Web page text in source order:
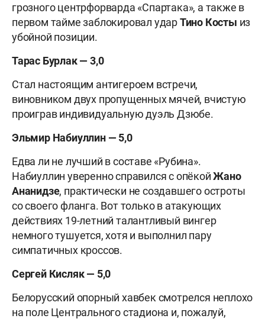
грозного центрфорварда «Спартака», а также в
первом тайме заблокировал ударТино Косты из
убойной позиции.
Тарас Бурлак — 3,0
Стал настоящим антигероем встречи,
виновником двух пропущенных мячей, вчистую
проиграв индивидуальную дуэль Дзюбе.
Эльмир Набиуллин — 5,0
Едва ли не лучший в составе «Рубина».
Набиуллин уверенно справился с опёкойЖано
Ананидзе, практически не создавшего остроты
со своего фланга. Вот только в атакующих
действиях 19-летний талантливый вингер
немного тушуется, хотя и выполнил пару
симпатичных кроссов.
Сергей Кисляк — 5,0
Белорусский опорный хавбек смотрелся неплохо
на поле Центрального стадиона и, пожалуй,